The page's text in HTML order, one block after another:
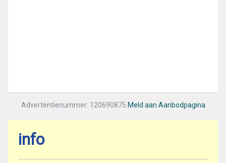
Advertentienummer: 120690875 Meld aan Aanbodpagina
info